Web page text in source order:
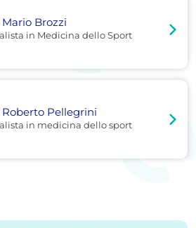
Brozzi
in Medicina dello Sport
Roberto Pellegrini
in medicina dello sport